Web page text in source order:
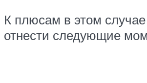
К плюсам в этом
отнести следующие